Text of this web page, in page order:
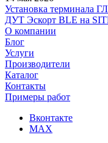
Установка терминала
ДУТ Эскорт BLE на
О компании
Блог
Услуги
Производители
Каталог
Контакты
Примеры работ
Вконтакте
MAX